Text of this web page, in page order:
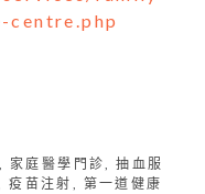
centre.php
, 家庭醫學門診,抽血服
疫苗注射 , 第一道健康